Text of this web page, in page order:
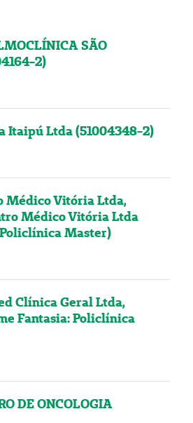
SÃO
2)
Itaipú Ltda (51004348-2)
Médico Vitória Ltda,
Médico Vitória Ltda
Master)
Clínica Geral Ltda,
Fantasia: Policlínica
DE ONCOLOGIA